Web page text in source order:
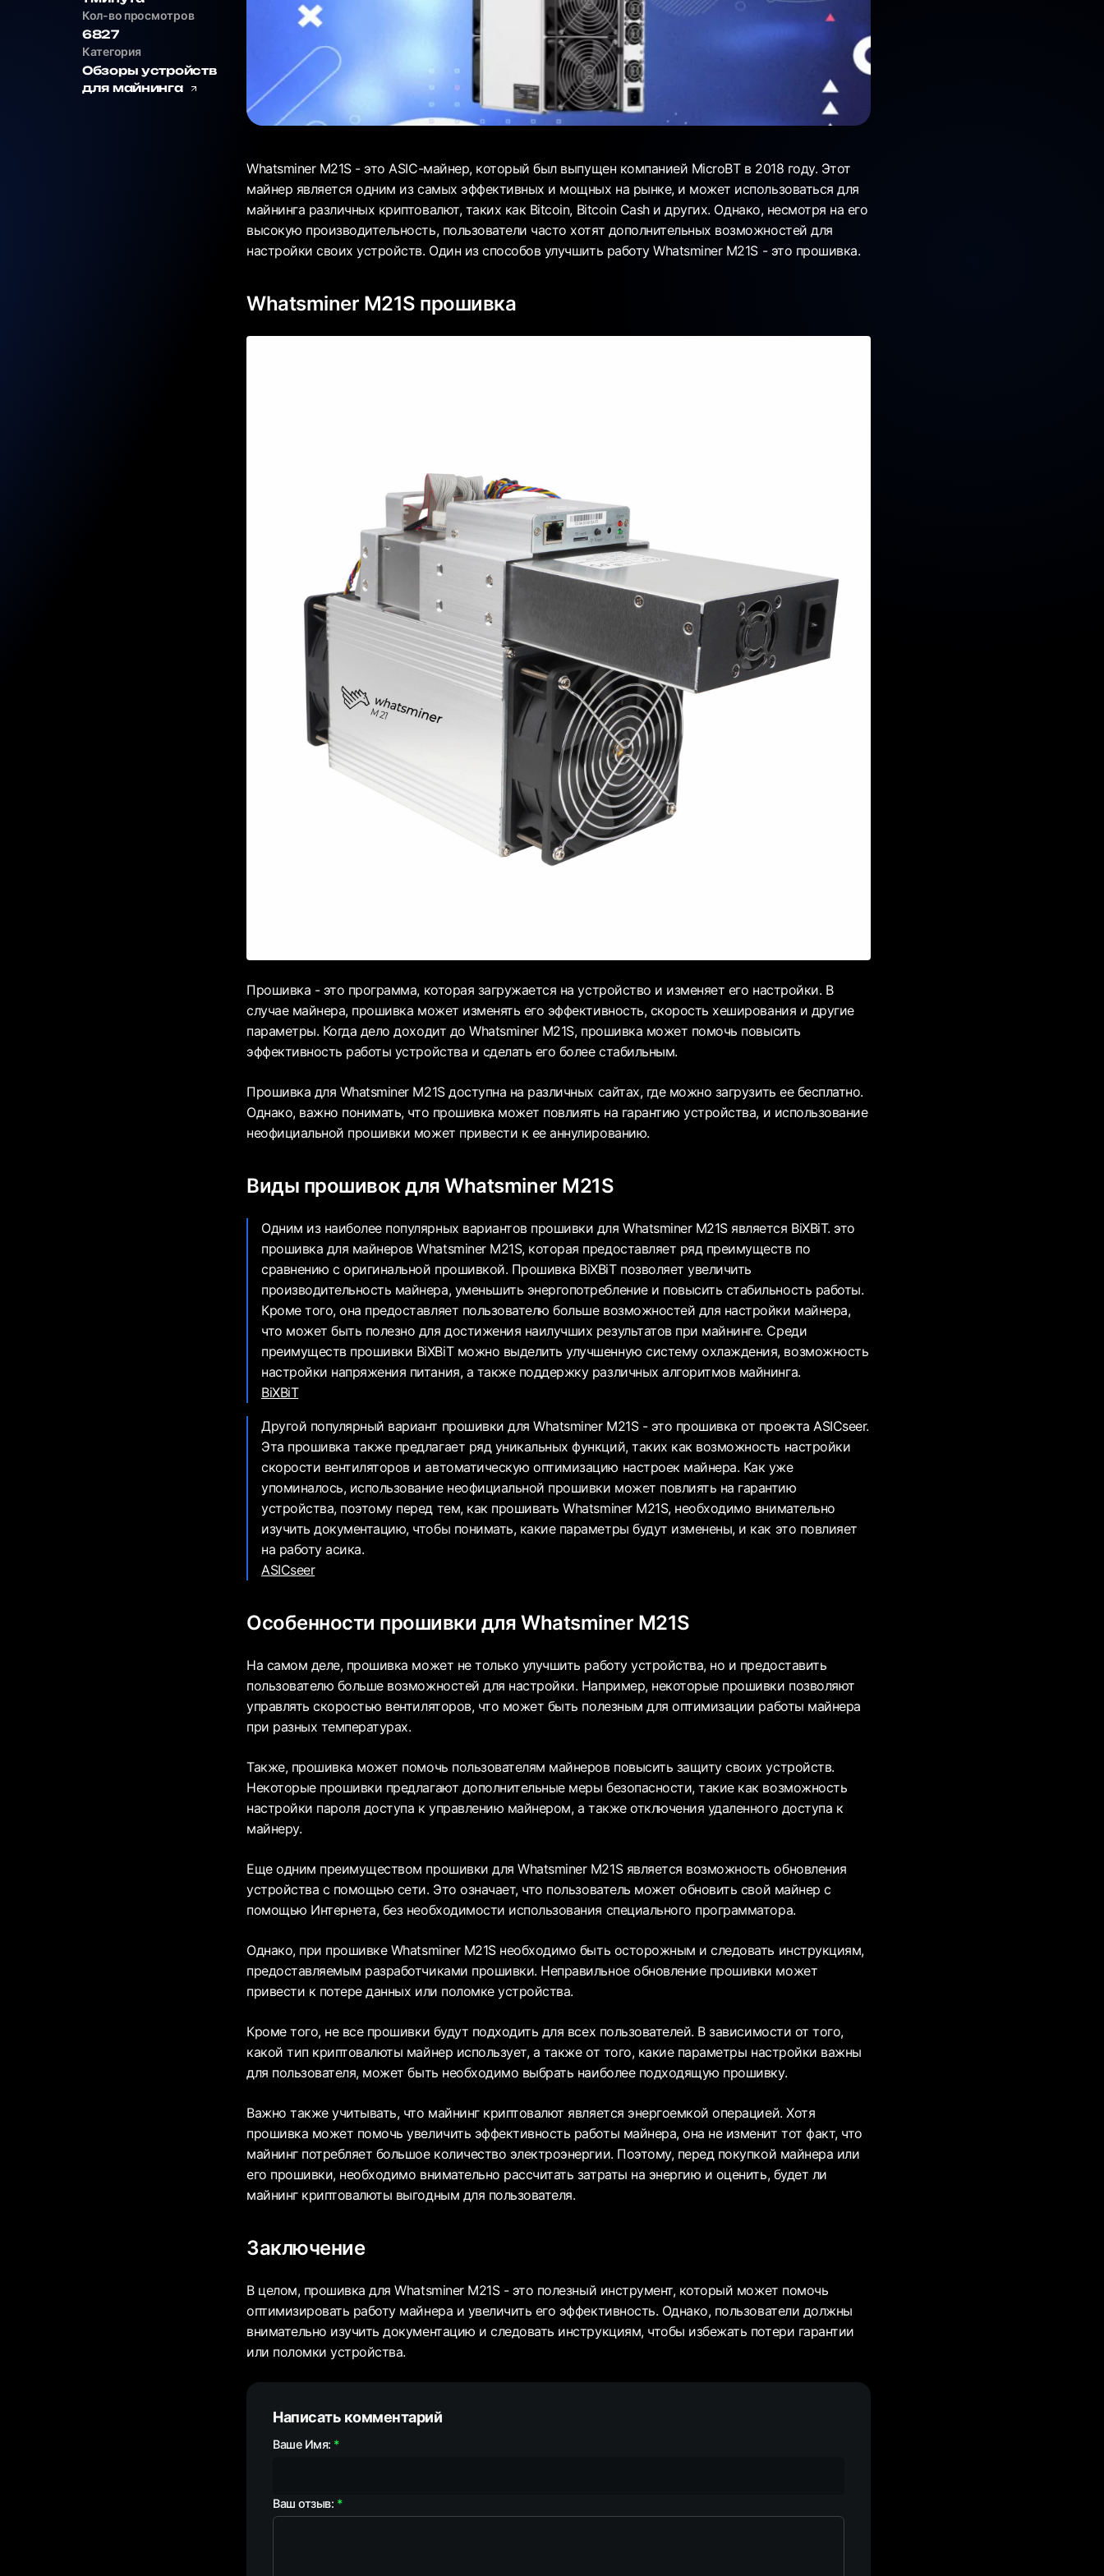
Кол-во просмотров
6827
Категория
Обзоры устройств
для майнинга
Whatsminer M21S - это ASIC-майнер, который был выпущен компанией MicroBT в 2018 году. Этот
майнер является одним из самых эффективных и мощных на рынке, и может использоваться для
майнинга различных криптовалют, таких как Bitcoin, Bitcoin Cash и других. Однако, несмотря на его
высокую производительность, пользователи часто хотят дополнительных возможностей для
настройки своих устройств. Один из способов улучшить работу Whatsminer M21S - это прошивка.
Whatsminer M21S прошивка
Прошивка - это программа, которая загружается на устройство и изменяет его настройки. В
случае майнера, прошивка может изменять его эффективность, скорость хеширования и другие
параметры. Когда дело доходит до Whatsminer M21S, прошивка может помочь повысить
эффективность работы устройства и сделать его более стабильным.
Прошивка для Whatsminer M21S доступна на различных сайтах, где можно загрузить ее бесплатно.
Однако, важно понимать, что прошивка может повлиять на гарантию устройства, и использование
неофициальной прошивки может привести к ее аннулированию.
Виды прошивок для Whatsminer M21S
Одним из наиболее популярных вариантов прошивки для Whatsminer M21S является BiXBiT. это
прошивка для майнеров Whatsminer M21S, которая предоставляет ряд преимуществ по
сравнению с оригинальной прошивкой. Прошивка BiXBiT позволяет увеличить
производительность майнера, уменьшить энергопотребление и повысить стабильность работы.
Кроме того, она предоставляет пользователю больше возможностей для настройки майнера,
что может быть полезно для достижения наилучших результатов при майнинге. Среди
преимуществ прошивки BiXBiT можно выделить улучшенную систему охлаждения, возможность
настройки напряжения питания, а также поддержку различных алгоритмов майнинга.
BiXBiT
Другой популярный вариант прошивки для Whatsminer M21S - это прошивка от проекта ASICseer.
Эта прошивка также предлагает ряд уникальных функций, таких как возможность настройки
скорости вентиляторов и автоматическую оптимизацию настроек майнера. Как уже
упоминалось, использование неофициальной прошивки может повлиять на гарантию
устройства, поэтому перед тем, как прошивать Whatsminer M21S, необходимо внимательно
изучить документацию, чтобы понимать, какие параметры будут изменены, и как это повлияет
на работу асика.
ASICseer
Особенности прошивки для Whatsminer M21S
На самом деле, прошивка может не только улучшить работу устройства, но и предоставить
пользователю больше возможностей для настройки. Например, некоторые прошивки позволяют
управлять скоростью вентиляторов, что может быть полезным для оптимизации работы майнера
при разных температурах.
Также, прошивка может помочь пользователям майнеров повысить защиту своих устройств.
Некоторые прошивки предлагают дополнительные меры безопасности, такие как возможность
настройки пароля доступа к управлению майнером, а также отключения удаленного доступа к
майнеру.
Еще одним преимуществом прошивки для Whatsminer M21S является возможность обновления
устройства с помощью сети. Это означает, что пользователь может обновить свой майнер с
помощью Интернета, без необходимости использования специального программатора.
Однако, при прошивке Whatsminer M21S необходимо быть осторожным и следовать инструкциям,
предоставляемым разработчиками прошивки. Неправильное обновление прошивки может
привести к потере данных или поломке устройства.
Кроме того, не все прошивки будут подходить для всех пользователей. В зависимости от того,
какой тип криптовалюты майнер использует, а также от того, какие параметры настройки важны
для пользователя, может быть необходимо выбрать наиболее подходящую прошивку.
Важно также учитывать, что майнинг криптовалют является энергоемкой операцией. Хотя
прошивка может помочь увеличить эффективность работы майнера, она не изменит тот факт, что
майнинг потребляет большое количество электроэнергии. Поэтому, перед покупкой майнера или
его прошивки, необходимо внимательно рассчитать затраты на энергию и оценить, будет ли
майнинг криптовалюты выгодным для пользователя.
Заключение
В целом, прошивка для Whatsminer M21S - это полезный инструмент, который может помочь
оптимизировать работу майнера и увеличить его эффективность. Однако, пользователи должны
внимательно изучить документацию и следовать инструкциям, чтобы избежать потери гарантии
или поломки устройства.
Написать комментарий
Ваше Имя:
Ваш отзыв: